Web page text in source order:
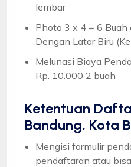
lembar
Photo 3 x 4 = 6 Buah
Dengan Latar Biru
Melunasi Biaya
Rp. 10.000 2 buah
Ketentuan
Bandung, Kota
Mengisi formulir
pendaftaran atau bisa